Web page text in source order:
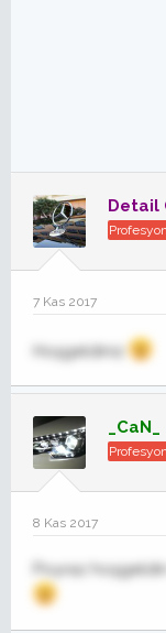
Detail
7 Kas 2017
Hoşgeldiniz
_CaN_
8 Kas 2017
Poyraz